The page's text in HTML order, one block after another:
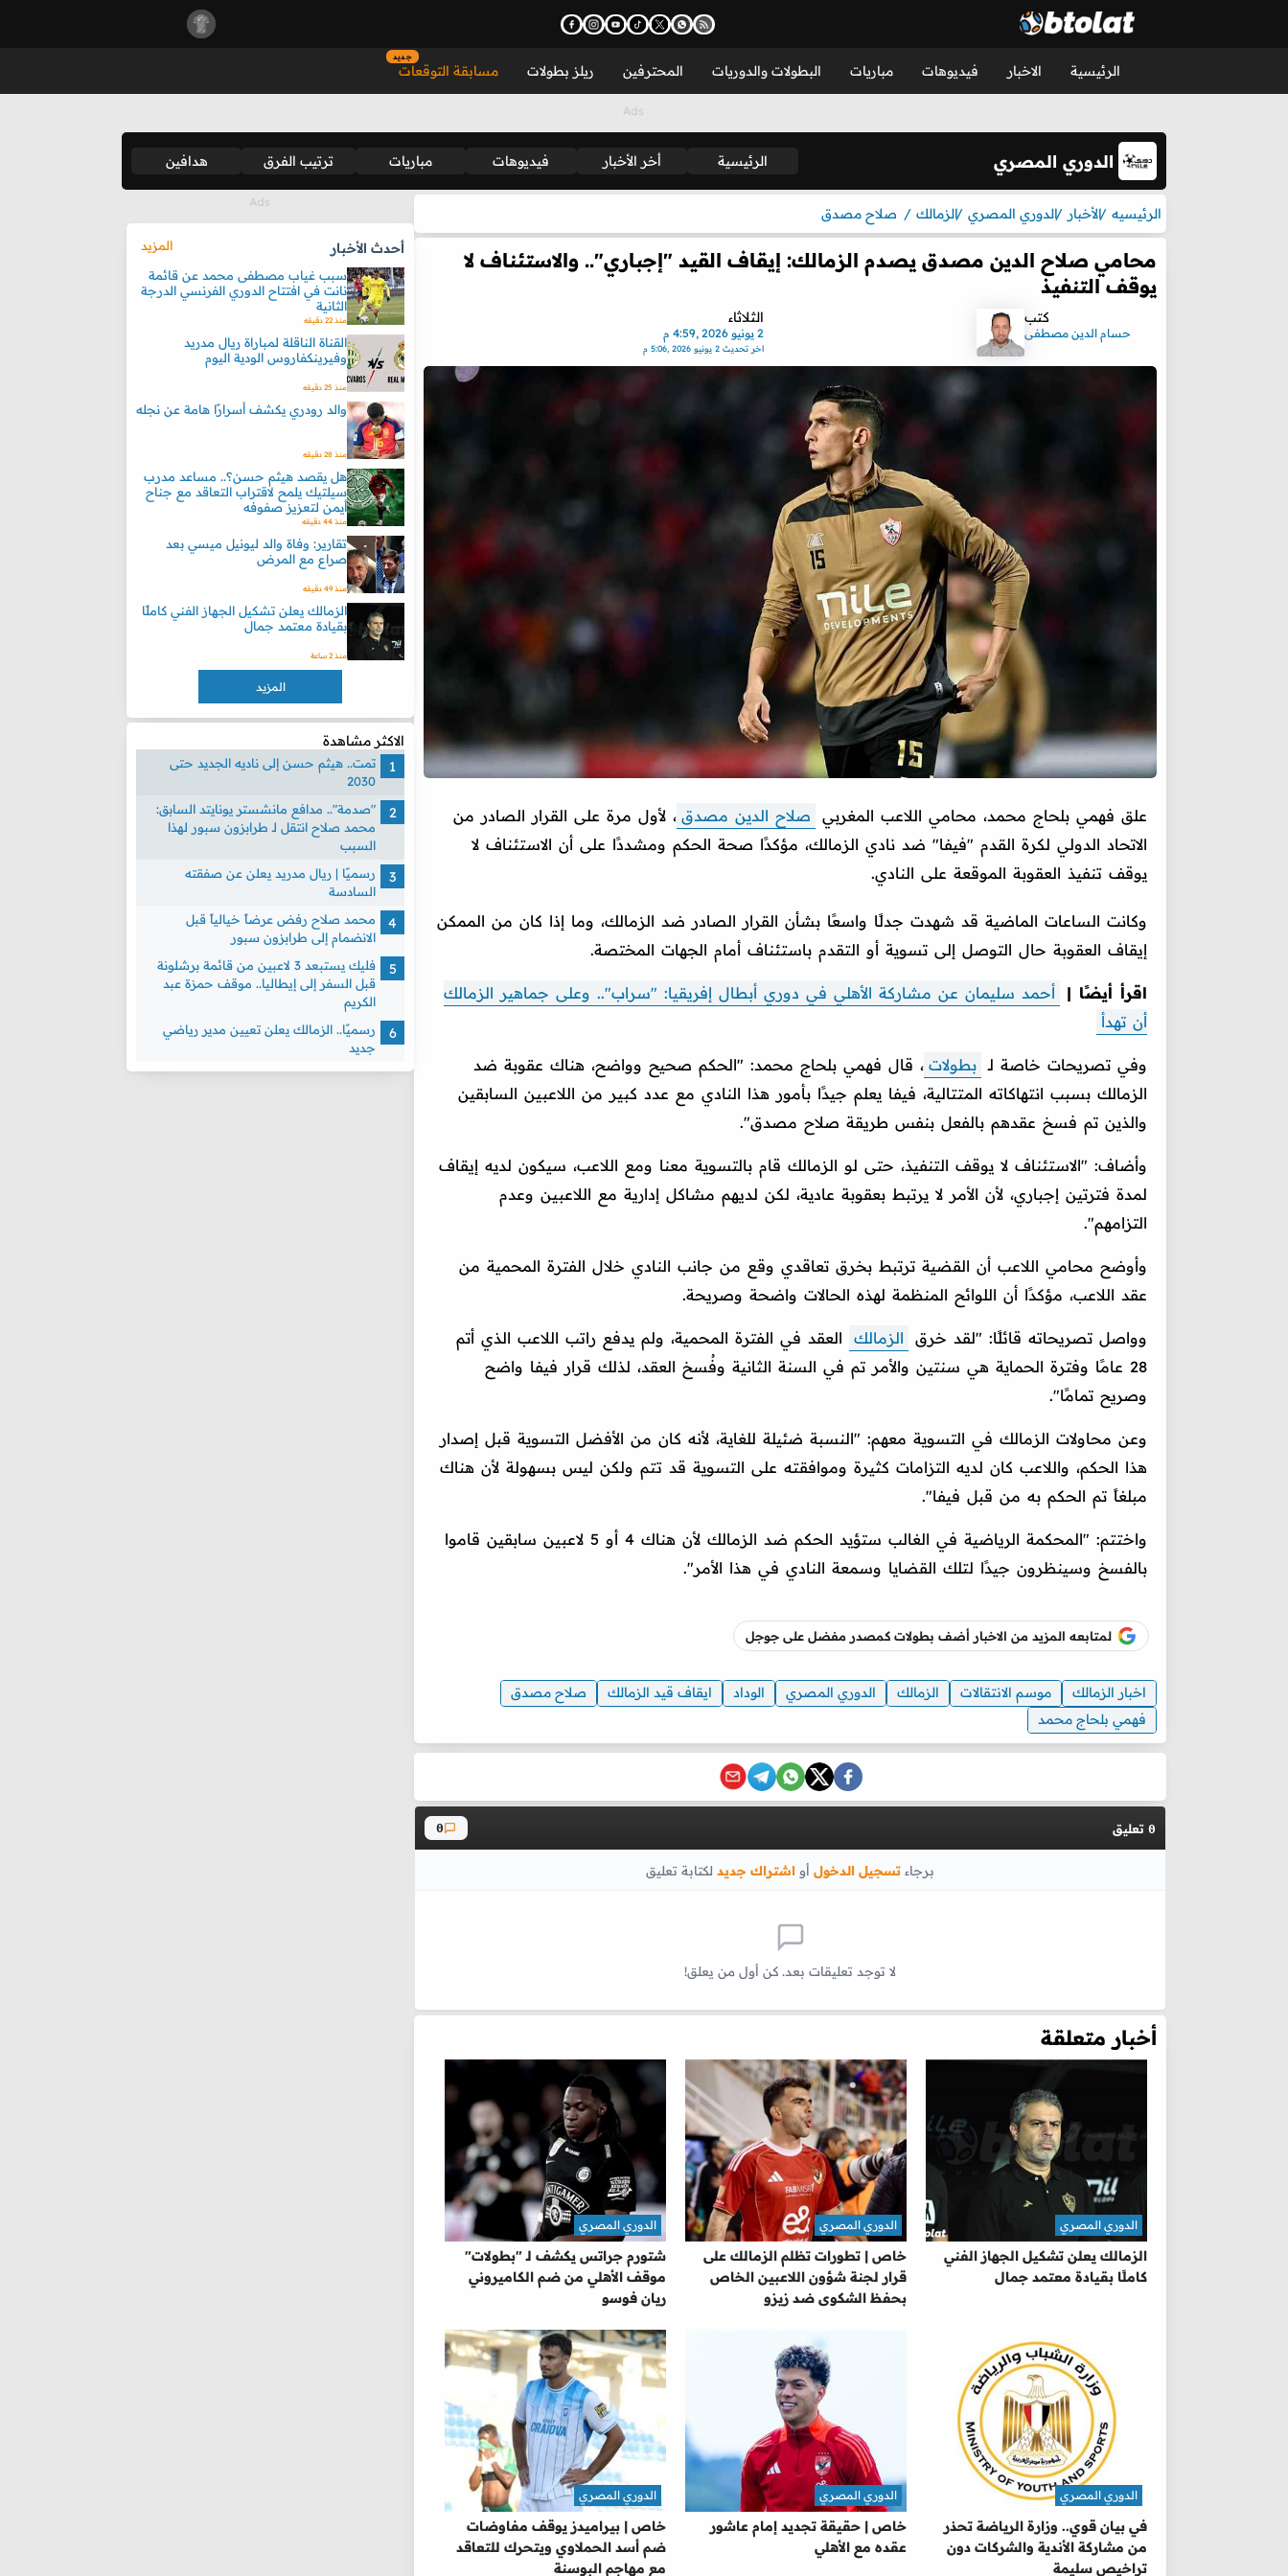
الرئيسية الاخبار فيديوهات مباريات البطولات والدوريات المحترفين ريلز بطولات مسابقة التوقعات
جديد
الدوري المصري الرئيسية أخر الأخبار فيديوهات مباريات ترتيب الفرق هدافين
الرئيسيه الأخبار الدوري المصري الزمالك صلاح مصدق
محامي صلاح الدين مصدق يصدم الزمالك: إيقاف القيد "إجباري".. والاستئناف لا
يوقف التنفيذ
كتب
حسام الدين مصطفى
الثلاثاء
2 يونيو 2026 ,4:59 م
اخر تحديث 2 يونيو 2026 ,5:06 م
علق فهمي بلحاج محمد، محامي اللاعب المغربي صلاح الدين مصدق ، لأول مرة على القرار الصادر من
الاتحاد الدولي لكرة القدم "فيفا" ضد نادي الزمالك، مؤكدًا صحة الحكم ومشددًا على أن الاستئناف لا
يوقف تنفيذ العقوبة الموقعة على النادي.
وكانت الساعات الماضية قد شهدت جدلًا واسعًا بشأن القرار الصادر ضد الزمالك، وما إذا كان من الممكن
إيقاف العقوبة حال التوصل إلى تسوية أو التقدم باستئناف أمام الجهات المختصة.
اقرأ أيضًا |
أحمد سليمان عن مشاركة الأهلي في دوري أبطال إفريقيا: "سراب".. وعلى جماهير الزمالك
أن تهدأ
وفي تصريحات خاصة لـ بطولات ، قال فهمي بلحاج محمد: "الحكم صحيح وواضح، هناك عقوبة ضد
الزمالك بسبب انتهاكاته المتتالية، فيفا يعلم جيدًا بأمور هذا النادي مع عدد كبير من اللاعبين السابقين
والذين تم فسخ عقدهم بالفعل بنفس طريقة صلاح مصدق".
وأضاف: "الاستئناف لا يوقف التنفيذ، حتى لو الزمالك قام بالتسوية معنا ومع اللاعب، سيكون لديه إيقاف
لمدة فترتين إجباري، لأن الأمر لا يرتبط بعقوبة عادية، لكن لديهم مشاكل إدارية مع اللاعبين وعدم
التزامهم".
وأوضح محامي اللاعب أن القضية ترتبط بخرق تعاقدي وقع من جانب النادي خلال الفترة المحمية من
عقد اللاعب، مؤكدًا أن اللوائح المنظمة لهذه الحالات واضحة وصريحة.
وواصل تصريحاته قائلًا: "لقد خرق الزمالك
العقد في الفترة المحمية، ولم يدفع راتب اللاعب الذي أتم
28 عامًا وفترة الحماية هي سنتين والأمر تم في السنة الثانية وفُسخ العقد، لذلك قرار فيفا واضح
وصريح تمامًا".
وعن محاولات الزمالك في التسوية معهم: "النسبة ضئيلة للغاية، لأنه كان من الأفضل التسوية قبل إصدار
هذا الحكم، واللاعب كان لديه التزامات كثيرة وموافقته على التسوية قد تتم ولكن ليس بسهولة لأن هناك
مبلغاً تم الحكم به من قبل فيفا".
واختتم: "المحكمة الرياضية في الغالب ستؤيد الحكم ضد الزمالك لأن هناك 4 أو 5 لاعبين سابقين قاموا
بالفسخ وسينظرون جيدًا لتلك القضايا وسمعة النادي في هذا الأمر".
لمتابعه المزيد من الاخبار أضف بطولات كمصدر مفضل على جوجل
اخبار الزمالك موسم الانتقالات الزمالك الدوري المصري الوداد ايقاف قيد الزمالك
صلاح مصدق
فهمي بلحاج محمد
0 تعليق 0
برجاء تسجيل الدخول أو اشتراك جديد لكتابة تعليق
لا توجد تعليقات بعد. كن أول من يعلق!
أخبار متعلقة
الزمالك يعلن تشكيل الجهاز الفني
كاملًا بقيادة معتمد جمال
الدوري المصري
خاص | تطورات تظلم الزمالك على
قرار لجنة شؤون اللاعبين الخاص
بحفظ الشكوى ضد زيزو
الدوري المصري
شتورم جراتس يكشف لـ "بطولات"
موقف الأهلي من ضم الكاميروني
ريان فوسو
الدوري المصري
في بيان قوي.. وزارة الرياضة تحذر
من مشاركة الأندية والشركات دون
تراخيص سليمة
الدوري المصري
خاص | حقيقة تجديد إمام عاشور
عقده مع الأهلي
الدوري المصري
خاص | بيراميدز يوقف مفاوضات
ضم أسد الحملاوي ويتحرك للتعاقد
مع مهاجم البوسنة
الدوري المصري
أحدث الأخبار
المزيد
سبب غياب مصطفى محمد عن قائمة
نانت في افتتاح الدوري الفرنسي الدرجة
الثانية
منذ 22 دقيقه
القناة الناقلة لمباراة ريال مدريد
وفيرينكفاروس الودية اليوم
منذ 25 دقيقه
والد رودري يكشف أسرارًا هامة عن نجله
منذ 28 دقيقه
هل يقصد هيثم حسن؟.. مساعد مدرب
سيلتيك يلمح لاقتراب التعاقد مع جناح
أيمن لتعزيز صفوفه
منذ 44 دقيقه
تقارير: وفاة والد ليونيل ميسي بعد
صراع مع المرض
منذ 49 دقيقه
الزمالك يعلن تشكيل الجهاز الفني كاملًا
بقيادة معتمد جمال
منذ 2 ساعة
المزيد
الاكثر مشاهدة
تمت.. هيثم حسن إلى ناديه الجديد حتى
2030
"صدمة".. مدافع مانشستر يونايتد السابق:
محمد صلاح انتقل لـ طرابزون سبور لهذا
السبب
رسميًا | ريال مدريد يعلن عن صفقته
السادسة
محمد صلاح رفض عرضاً خيالياً قبل
الانضمام إلى طرابزون سبور
فليك يستبعد 3 لاعبين من قائمة برشلونة
قبل السفر إلى إيطاليا.. موقف حمزة عبد
الكريم
رسميًا.. الزمالك يعلن تعيين مدير رياضي
جديد